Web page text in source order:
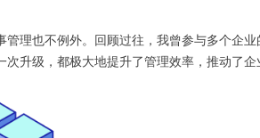
理也不例外。回顾过往，我曾参与多个企
升级，都极大地提升了管理效率，推动了